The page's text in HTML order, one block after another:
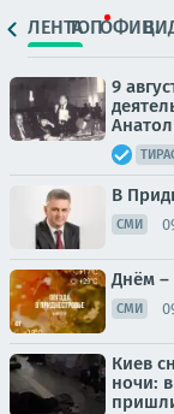
ЛЕНТАТОПОФИЦ.
9
В
СМИ
Днём –
СМИ
Киев
ночи: